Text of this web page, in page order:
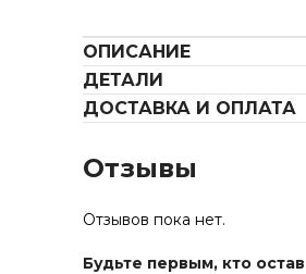
ОПИСАНИЕ
ДЕТАЛИ
ДОСТАВКА И ОПЛАТА
Отзывы
Отзывов пока нет.
Будьте первым, кто